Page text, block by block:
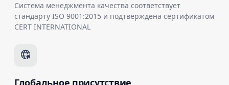
Система менеджмента качества соответствует
стандарту ISO 9001:2015 и подтверждена сертификатом
CERT INTERNATIONAL